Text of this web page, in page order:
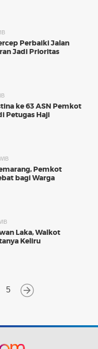
Perbaiki Jalan
Jadi Prioritas
ke 63 ASN Pemkot
Petugas Haji
Pemkot
bagi Warga
Laka, Walkot
Keliru
5